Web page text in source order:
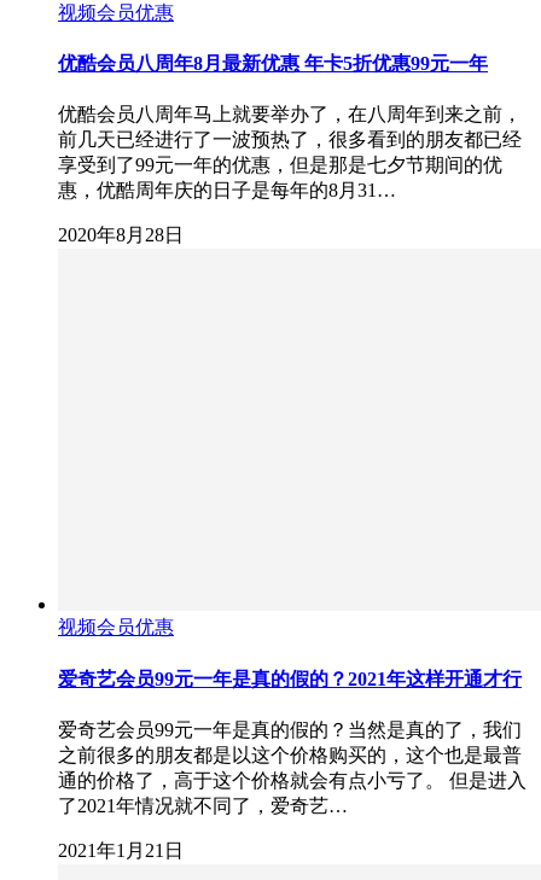
视频会员优惠
优酷会员八周年8月最新优惠 年卡5折优惠99元一年
优酷会员八周年马上就要举办了，在八周年到来之前，
前几天已经进行了一波预热了，很多看到的朋友都已经
享受到了99元一年的优惠，但是那是七夕节期间的优
惠，优酷周年庆的日子是每年的8月31…
2020年8月28日
视频会员优惠
爱奇艺会员99元一年是真的假的？2021年这样开通才行
爱奇艺会员99元一年是真的假的？当然是真的了，我们
之前很多的朋友都是以这个价格购买的，这个也是最普
通的价格了，高于这个价格就会有点小亏了。 但是进入
了2021年情况就不同了，爱奇艺…
2021年1月21日